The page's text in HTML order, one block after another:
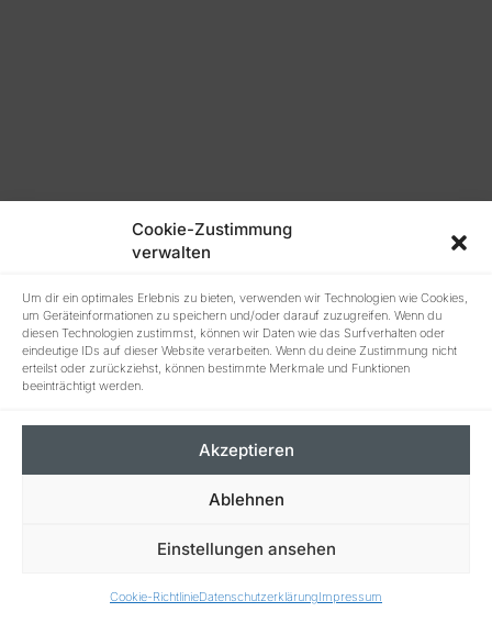
Cookie-Zustimmung
verwalten
Um dir ein optimales Erlebnis zu bieten, verwenden wir Technologien wie Cookies,
um Geräteinformationen zu speichern und/oder darauf zuzugreifen. Wenn du
diesen Technologien zustimmst, können wir Daten wie das Surfverhalten oder
eindeutige IDs auf dieser Website verarbeiten. Wenn du deine Zustimmung nicht
erteilst oder zurückziehst, können bestimmte Merkmale und Funktionen
beeinträchtigt werden.
Akzeptieren
Ablehnen
Einstellungen ansehen
Cookie-RichtlinieDatenschutzerklärungImpressum